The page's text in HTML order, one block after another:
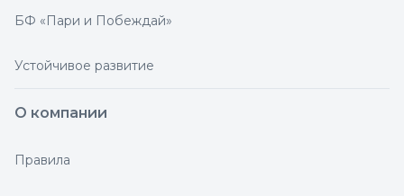
БФ «Пари и Побеждай»
Устойчивое развитие
О компании
Правила